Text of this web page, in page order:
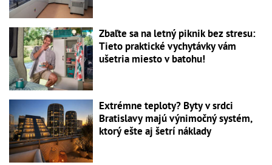
Zbaľte sa na letný piknik bez stresu:
Tieto praktické vychytávky vám
ušetria miesto v batohu!
Extrémne teploty? Byty v srdci
Bratislavy majú výnimočný systém,
ktorý ešte aj šetrí náklady